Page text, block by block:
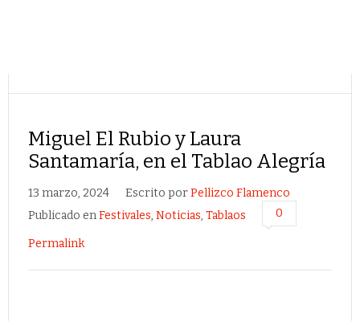
Miguel El Rubio y Laura
Santamaría, en el Tablao Alegría
13 marzo, 2024 Escrito porPellizco Flamenco
Publicado enFestivales, Noticias, Tablaos 0
Permalink